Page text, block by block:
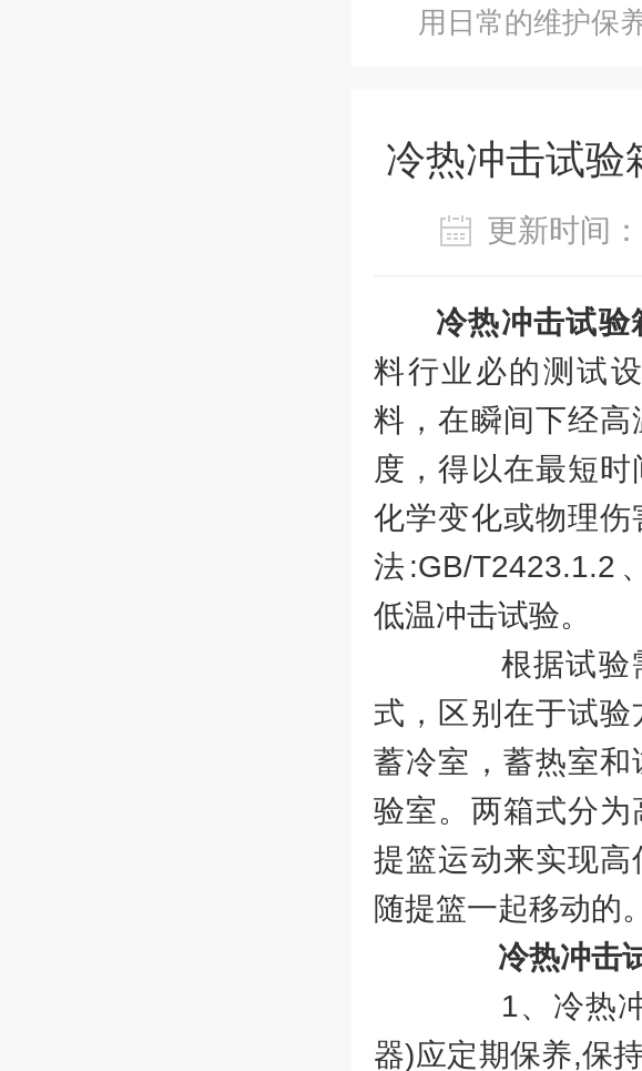
用日常的维护保
冷热冲击试验
更新时间
冷热冲击试验
料行业必的测试
料，在瞬间下经
度，得以在最短
化学变化或物理
法:GB/T2423.1.2
低温冲击试验。
根据试验需
式，区别在于试
蓄冷室，蓄热室
验室。两箱式分
提篮运动来实现
随提篮一起移动的。
冷热冲击
1、冷热冲
器)应定期保养,保